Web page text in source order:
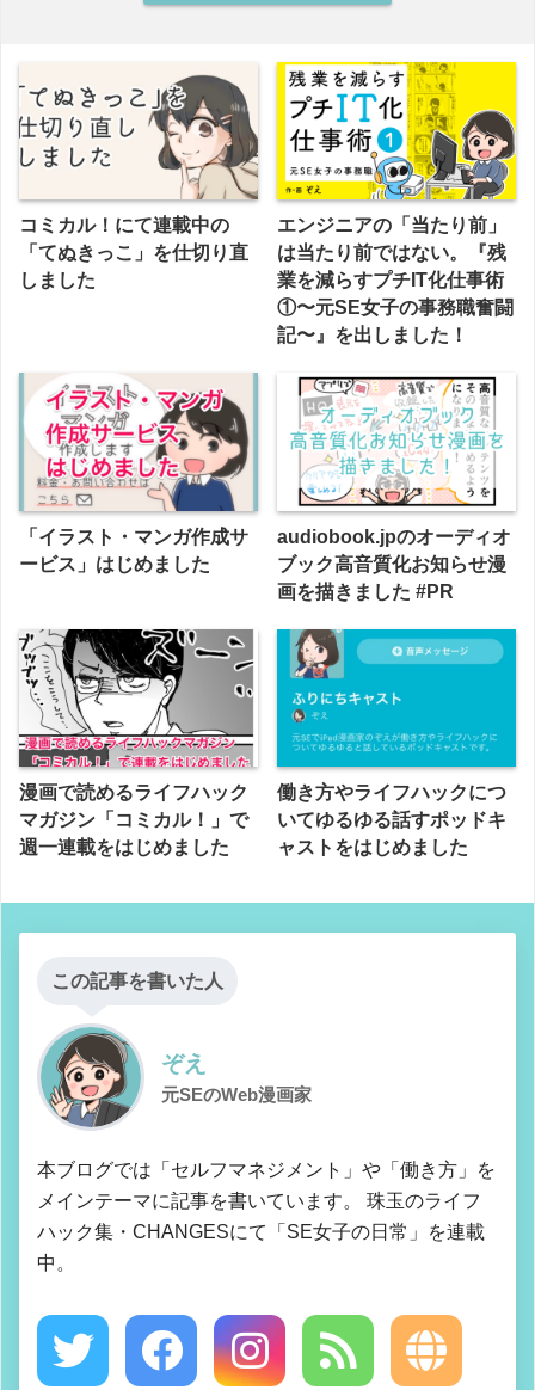
コミカル！にて連載中の
「てぬきっこ」を仕切り直
しました
エンジニアの「当たり前」
は当たり前ではない。『残
業を減らすプチIT化仕事術
①〜元SE女子の事務職奮闘
記〜』を出しました！
「イラスト・マンガ作成サ
ービス」はじめました
audiobook.jpのオーディオ
ブック高音質化お知らせ漫
画を描きました #PR
漫画で読めるライフハック
マガジン「コミカル！」で
週一連載をはじめました
働き方やライフハックにつ
いてゆるゆる話すポッドキ
ャストをはじめました
この記事を書いた人
ぞえ
元SEのWeb漫画家
本ブログでは「セルフマネジメント」や「働き方」を
メインテーマに記事を書いています。 珠玉のライフ
ハック集・CHANGESにて「SE女子の日常」を連載
中。